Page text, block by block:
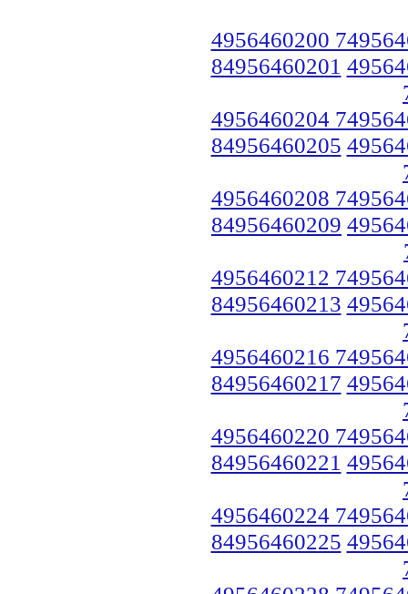
4956460200
84956460201
4956460204
84956460205
4956460208
84956460209
4956460212
84956460213
4956460216
84956460217
4956460220
84956460221
4956460224
84956460225